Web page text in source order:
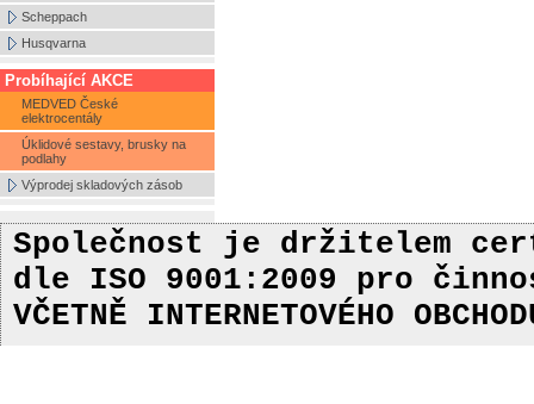
Scheppach
Husqvarna
Probíhající AKCE
MEDVED České
elektrocentály
Úklidové sestavy, brusky na
podlahy
Výprodej skladových zásob
Společnost je držitelem
dle ISO 9001:2009 pro
VČETNĚ INTERNETOVÉHO